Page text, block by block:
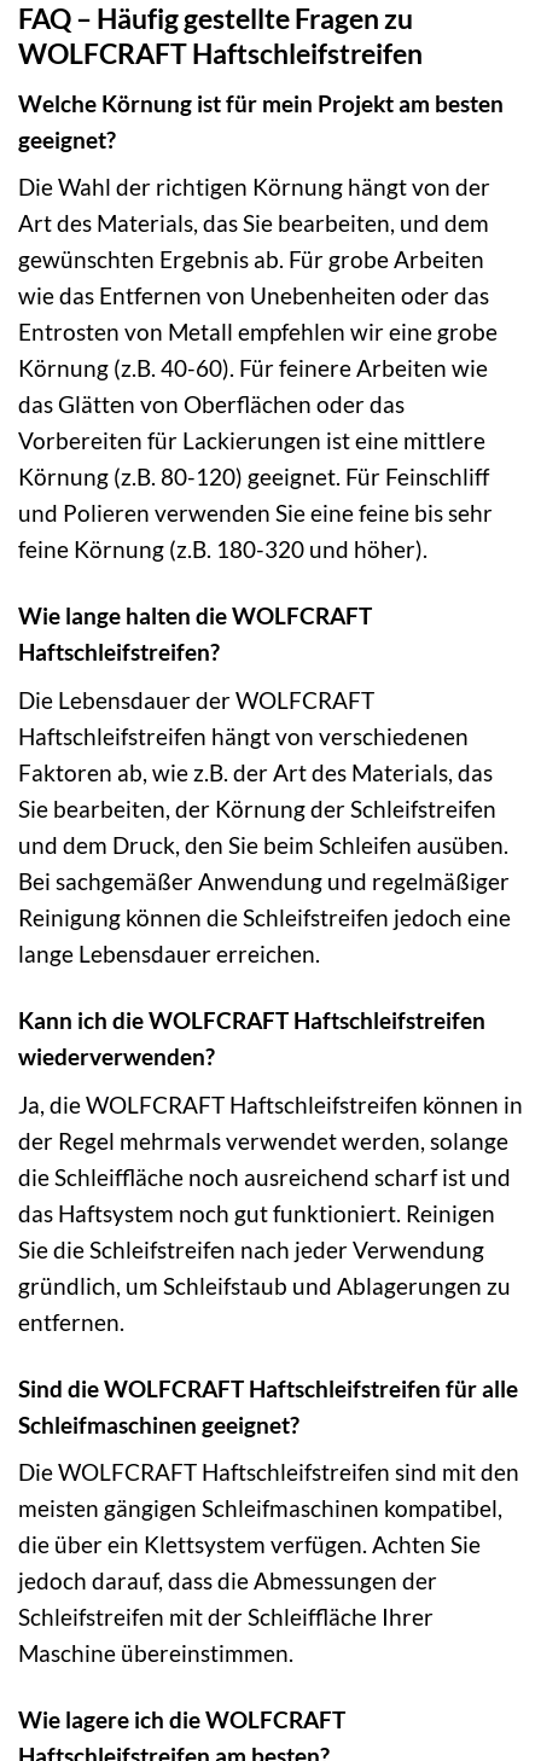
FAQ – Häufig gestellte Fragen zu
WOLFCRAFT Haftschleifstreifen
Welche Körnung ist für mein Projekt am besten
geeignet?
Die Wahl der richtigen Körnung hängt von der
Art des Materials, das Sie bearbeiten, und dem
gewünschten Ergebnis ab. Für grobe Arbeiten
wie das Entfernen von Unebenheiten oder das
Entrosten von Metall empfehlen wir eine grobe
Körnung (z.B. 40-60). Für feinere Arbeiten wie
das Glätten von Oberflächen oder das
Vorbereiten für Lackierungen ist eine mittlere
Körnung (z.B. 80-120) geeignet. Für Feinschliff
und Polieren verwenden Sie eine feine bis sehr
feine Körnung (z.B. 180-320 und höher).
Wie lange halten die WOLFCRAFT
Haftschleifstreifen?
Die Lebensdauer der WOLFCRAFT
Haftschleifstreifen hängt von verschiedenen
Faktoren ab, wie z.B. der Art des Materials, das
Sie bearbeiten, der Körnung der Schleifstreifen
und dem Druck, den Sie beim Schleifen ausüben.
Bei sachgemäßer Anwendung und regelmäßiger
Reinigung können die Schleifstreifen jedoch eine
lange Lebensdauer erreichen.
Kann ich die WOLFCRAFT Haftschleifstreifen
wiederverwenden?
Ja, die WOLFCRAFT Haftschleifstreifen können in
der Regel mehrmals verwendet werden, solange
die Schleiffläche noch ausreichend scharf ist und
das Haftsystem noch gut funktioniert. Reinigen
Sie die Schleifstreifen nach jeder Verwendung
gründlich, um Schleifstaub und Ablagerungen zu
entfernen.
Sind die WOLFCRAFT Haftschleifstreifen für alle
Schleifmaschinen geeignet?
Die WOLFCRAFT Haftschleifstreifen sind mit den
meisten gängigen Schleifmaschinen kompatibel,
die über ein Klettsystem verfügen. Achten Sie
jedoch darauf, dass die Abmessungen der
Schleifstreifen mit der Schleiffläche Ihrer
Maschine übereinstimmen.
Wie lagere ich die WOLFCRAFT